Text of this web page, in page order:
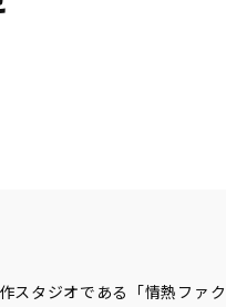
スタジオである「情熱ファ